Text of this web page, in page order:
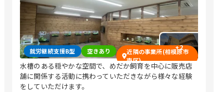
+2
就労継続支援B型 空きあり
近隣の事業所(相模原市
南区)
水槽のある穏やかな空間で、めだか飼育を中心に販売店
舗に関係する活動に携わっていただきながら様々な経験
をしていただけます。